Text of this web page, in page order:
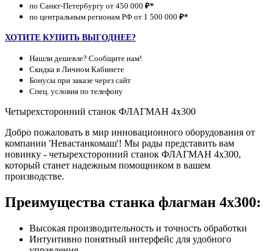
по Санкт-Петербургу от 450 000 ₽*
по центральным регионам РФ от 1 500 000 ₽*
ХОТИТЕ КУПИТЬ ВЫГОДНЕЕ?
Нашли дешевле? Сообщите нам!
Скидка в Личном Кабинете
Бонусы при заказе через сайт
Спец. условия по телефону
Четырехсторонний станок ФЛАГМАН 4х300
Добро пожаловать в мир инновационного оборудования от
компании 'Невастанкомаш'! Мы рады представить вам
новинку - четырехсторонний станок ФЛАГМАН 4х300,
который станет надежным помощником в вашем
производстве.
Преимущества станка флагман 4х300:
Высокая производительность и точность обработки
Интуитивно понятный интерфейс для удобного